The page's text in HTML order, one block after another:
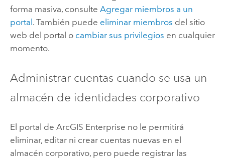
forma masiva, consulte Agregar miembros a un
portal . También puede eliminar miembros del sitio
web del portal o cambiar sus privilegios en cualquier
momento.
Administrar cuentas cuando se usa un
almacén de identidades corporativo
El portal de ArcGIS Enterprise no le permitirá
eliminar, editar ni crear cuentas nuevas en el
almacén corporativo, pero puede registrar las